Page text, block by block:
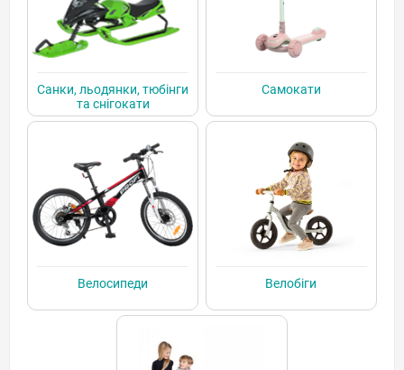
Санки, льодянки, тюбінги
та снігокати
Самокати
Велосипеди Велобіги